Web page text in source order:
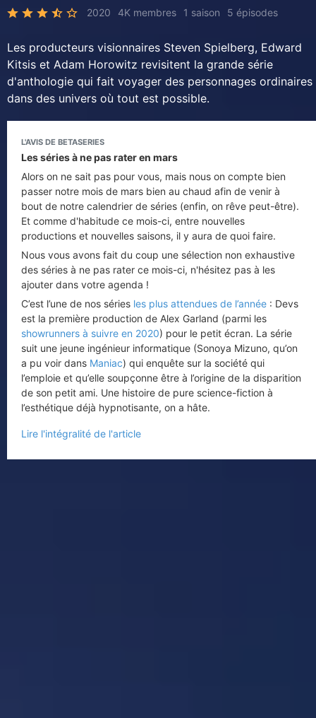
2020 4K membres 1 saison 5 épisodes
Les producteurs visionnaires Steven Spielberg, Edward
Kitsis et Adam Horowitz revisitent la grande série
d'anthologie qui fait voyager des personnages ordinaires
dans des univers où tout est possible.
L'AVIS DE BETASERIES
Les séries à ne pas rater en mars
Alors on ne sait pas pour vous, mais nous on compte bien
passer notre mois de mars bien au chaud afin de venir à
bout de notre calendrier de séries (enfin, on rêve peut-être).
Et comme d'habitude ce mois-ci, entre nouvelles
productions et nouvelles saisons, il y aura de quoi faire.
Nous vous avons fait du coup une sélection non exhaustive
des séries à ne pas rater ce mois-ci, n'hésitez pas à les
ajouter dans votre agenda !
C’est l’une de nos séries les plus attendues de l’année : Devs
est la première production de Alex Garland (parmi les
showrunners à suivre en 2020) pour le petit écran. La série
suit une jeune ingénieur informatique (Sonoya Mizuno, qu’on
a pu voir dans Maniac) qui enquête sur la société qui
l’emploie et qu’elle soupçonne être à l’origine de la disparition
de son petit ami. Une histoire de pure science-fiction à
l’esthétique déjà hypnotisante, on a hâte.
Lire l'intégralité de l'article